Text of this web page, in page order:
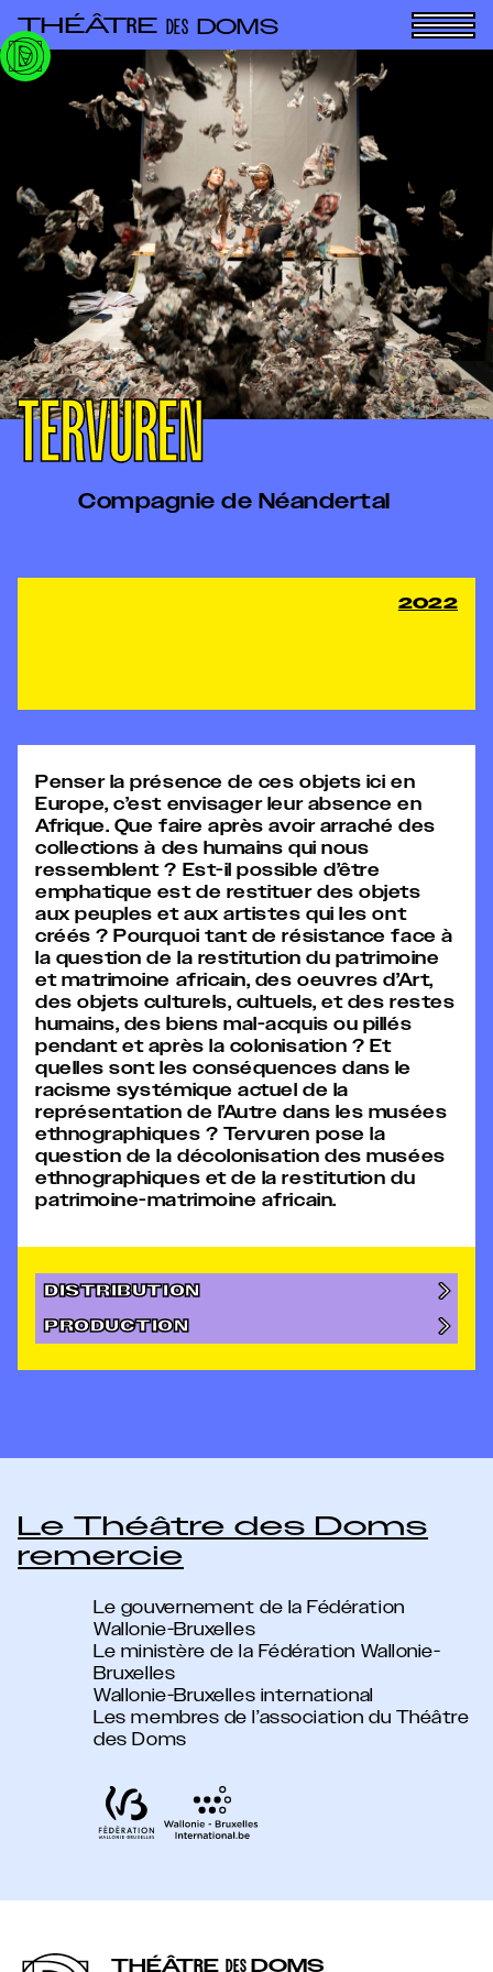
THÉÂTRE DES DOMS
TERVUREN
Compagnie de Néandertal
2022
Penser la présence de ces objets ici en
Europe, c’est envisager leur absence en
Afrique. Que faire après avoir arraché des
collections à des humains qui nous
ressemblent ? Est-il possible d’être
emphatique est de restituer des objets
aux peuples et aux artistes qui les ont
créés ? Pourquoi tant de résistance face à
la question de la restitution du patrimoine
et matrimoine africain, des oeuvres d’Art,
des objets culturels, cultuels, et des restes
humains, des biens mal-acquis ou pillés
pendant et après la colonisation ? Et
quelles sont les conséquences dans le
racisme systémique actuel de la
représentation de l’Autre dans les musées
ethnographiques ? Tervuren pose la
question de la décolonisation des musées
ethnographiques et de la restitution du
patrimoine-matrimoine africain.
DISTRIBUTION
PRODUCTION
Le Théâtre des Doms
remercie
Le gouvernement de la Fédération
Wallonie-Bruxelles
Le ministère de la Fédération Wallonie-
Bruxelles
Wallonie-Bruxelles international
Les membres de l’association du Théâtre
des Doms
THÉÂTRE DES DOMS
Panneau de gestion des cookies